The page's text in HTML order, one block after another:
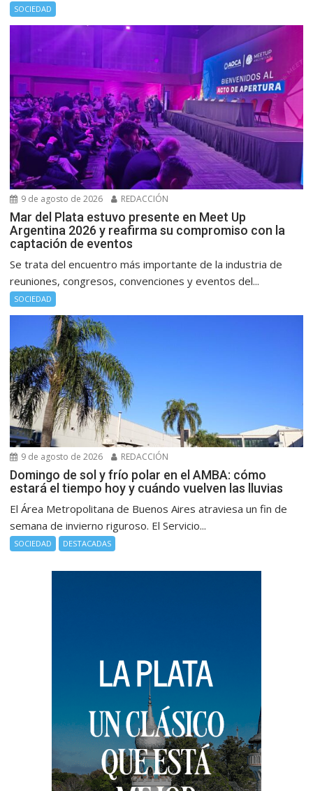
SOCIEDAD
9 de agosto de 2026 REDACCIÓN
Mar del Plata estuvo presente en Meet Up
Argentina 2026 y reafirma su compromiso con la
captación de eventos
Se trata del encuentro más importante de la industria de
reuniones, congresos, convenciones y eventos del...
SOCIEDAD
9 de agosto de 2026 REDACCIÓN
Domingo de sol y frío polar en el AMBA: cómo
estará el tiempo hoy y cuándo vuelven las lluvias
El Área Metropolitana de Buenos Aires atraviesa un fin de
semana de invierno riguroso. El Servicio...
SOCIEDAD DESTACADAS